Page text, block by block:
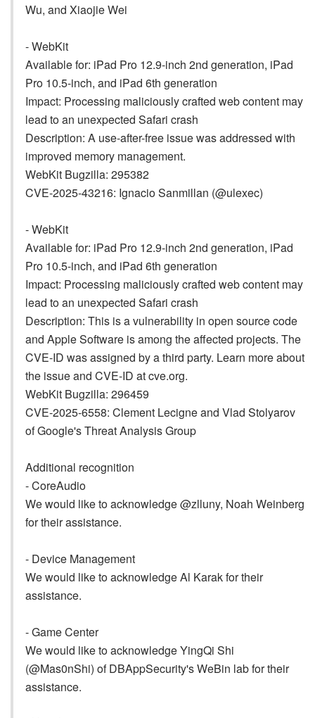
Wu, and Xiaojie Wei
- WebKit
Available for: iPad Pro 12.9-inch 2nd generation, iPad
Pro 10.5-inch, and iPad 6th generation
Impact: Processing maliciously crafted web content may
lead to an unexpected Safari crash
Description: A use-after-free issue was addressed with
improved memory management.
WebKit Bugzilla: 295382
CVE-2025-43216: Ignacio Sanmillan (@ulexec)
- WebKit
Available for: iPad Pro 12.9-inch 2nd generation, iPad
Pro 10.5-inch, and iPad 6th generation
Impact: Processing maliciously crafted web content may
lead to an unexpected Safari crash
Description: This is a vulnerability in open source code
and Apple Software is among the affected projects. The
CVE-ID was assigned by a third party. Learn more about
the issue and CVE-ID at cve.org.
WebKit Bugzilla: 296459
CVE-2025-6558: Clement Lecigne and Vlad Stolyarov
of Google's Threat Analysis Group
Additional recognition
- CoreAudio
We would like to acknowledge @zlluny, Noah Weinberg
for their assistance.
- Device Management
We would like to acknowledge Al Karak for their
assistance.
- Game Center
We would like to acknowledge YingQi Shi
(@Mas0nShi) of DBAppSecurity's WeBin lab for their
assistance.